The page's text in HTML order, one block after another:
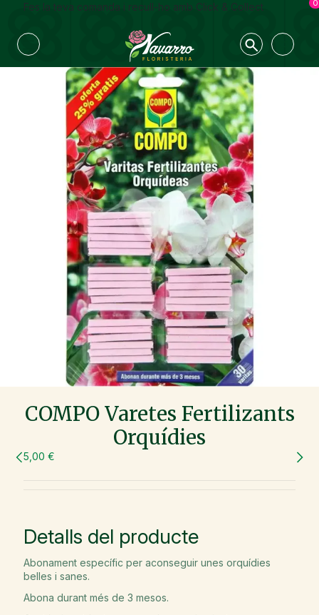
Fes la teva comanda i recull-ho amb Click & Collect 0
COMPO Varetes Fertilizants
Orquídies
5,00 €
Detalls del producte
Abonament específic per aconseguir unes orquídies
belles i sanes.
Abona durant més de 3 mesos.